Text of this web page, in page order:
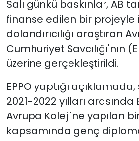
Salı günkü baskınlar, AB
finanse edilen bir projeyle
dolandırıcılığı araştıran
Cumhuriyet Savcılığı'nın
üzerine gerçekleştirildi.
EPPO yaptığı
2021-2022 yılları
Avrupa Koleji'ne yapılan
kapsamında genç